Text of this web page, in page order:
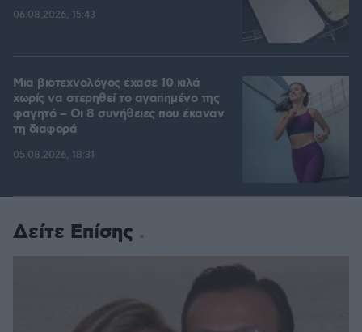
06.08.2026, 15:43
Μια βιοτεχνολόγος έχασε 10 κιλά
χωρίς να στερηθεί το αγαπημένο της
φαγητό – Οι 8 συνήθειες που έκαναν
τη διαφορά
05.08.2026, 18:31
Δείτε Επίσης